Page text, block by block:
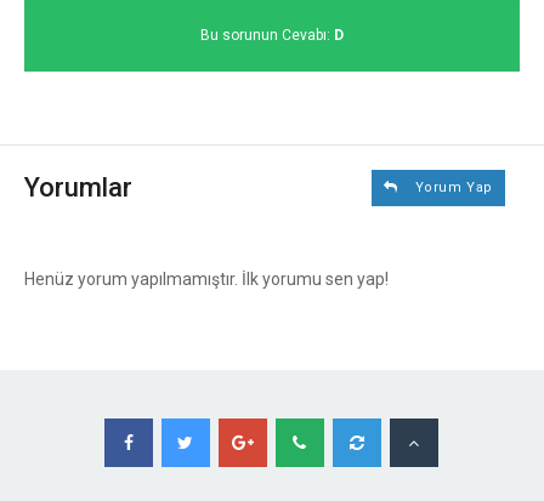
Bu sorunun Cevabı: D
Yorumlar Yorum Yap
Henüz yorum yapılmamıştır. İlk yorumu sen yap!